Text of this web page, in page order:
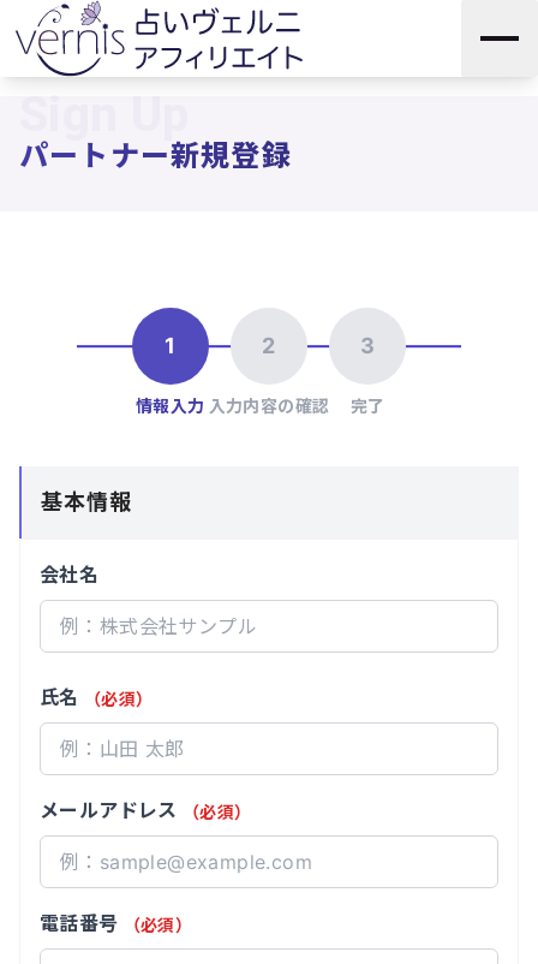
パートナー新規登録
1
情報入力
2
入力内容の確認
3
完了
基本情報
会社名
氏名 （必須）
メールアドレス （必須）
電話番号 （必須）